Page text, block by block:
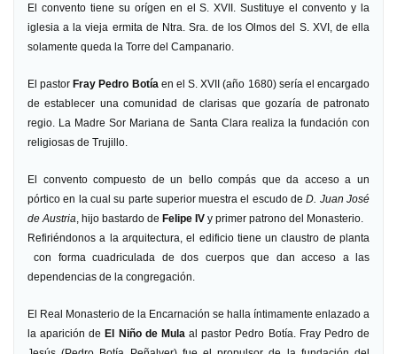
El convento tiene su orígen en el S. XVII. Sustituye el convento y la
iglesia a la vieja ermita de Ntra. Sra. de los Olmos del S. XVI, de ella
solamente queda la Torre del Campanario.
El pastor Fray Pedro Botía en el S. XVII (año 1680) sería el encargado
de establecer una comunidad de clarisas que gozaría de patronato
regio. La Madre Sor Mariana de Santa Clara realiza la fundación con
religiosas de Trujillo.
El convento compuesto de un bello compás que da acceso a un
pórtico en la cual su parte superior muestra el escudo deD. Juan José
de Austria , hijo bastardo de Felipe IV y primer patrono del Monasterio.
Refiriéndonos a la arquitectura, el edificio tiene un claustro de planta
con forma cuadriculada de dos cuerpos que dan acceso a las
dependencias de la congregación.
El Real Monasterio de la Encarnación se halla íntimamente enlazado a
la aparición de El Niño de Mula al pastor Pedro Botía. Fray Pedro de